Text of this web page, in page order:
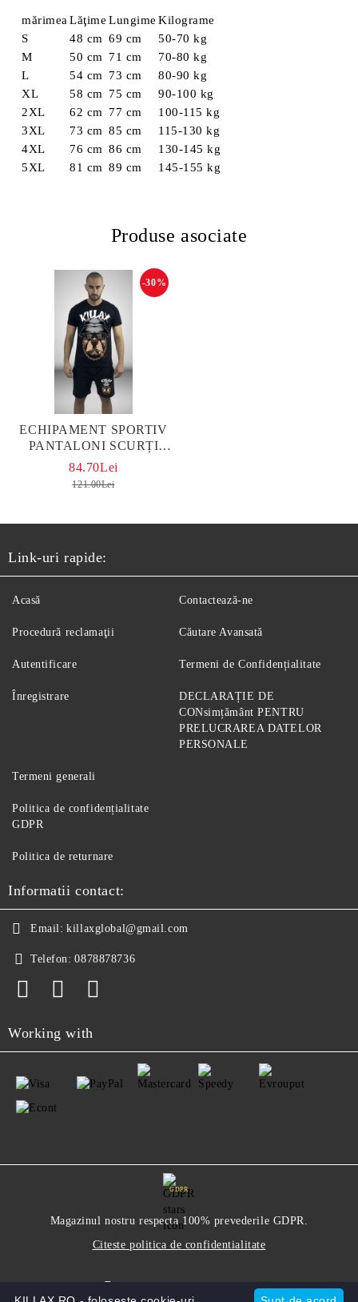
mărimea Lăţime Lungime Kilograme
S
48 cm 69 cm
50-70 kg
M
50 cm 71 cm
70-80 kg
L
54 cm 73 cm
80-90 kg
XL
58 cm 75 cm
90-100 kg
2XL
62 cm 77 cm
100-115 kg
3XL
73 cm 85 cm
115-130 kg
4XL
76 cm 86 cm
130-145 kg
5XL
81 cm 89 cm 145-155 kg
Produse asociate
ЕCHIPAMENT SPORTIV
PANTALONI SCURȚI
PITBULL HEAD NEGRU
-30%
84.70Lei
121.00Lei
Link-uri rapide:
Acasă
Procedură reclamaţii
Autentificare
Înregistrare
Contactează-ne
Căutare Avansată
Termeni de Confidențialitate
DECLARAȚIE DE
CONsimțământ PENTRU
PRELUCRAREA DATELOR
PERSONALE
Termeni generali
Politica de confidențialitate
GDPR
Politica de returnare
Informatii contact:
Email: killaxglobal@gmail.com
Telefon: 0878878736
Working with
GDPR
Magazinul nostru respecta 100% prevederile GDPR.
Citeste politica de confidentialitate